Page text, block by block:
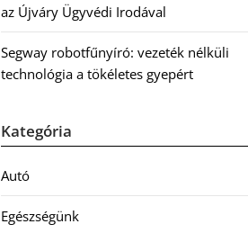
az Újváry Ügyvédi Irodával
Segway robotfűnyíró: vezeték nélküli
technológia a tökéletes gyepért
Kategória
Autó
Egészségünk